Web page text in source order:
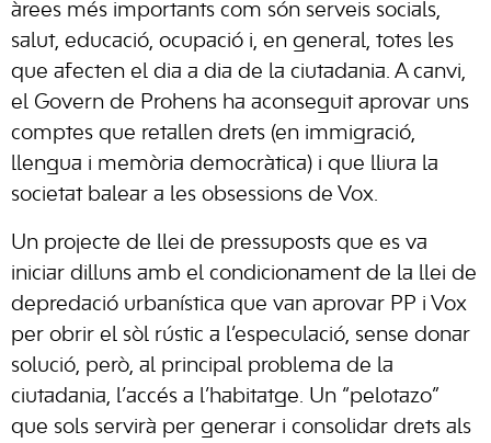
àrees més importants com són serveis socials,
salut, educació, ocupació i, en general, totes les
que afecten el dia a dia de la ciutadania. A canvi,
el Govern de Prohens ha aconseguit aprovar uns
comptes que retallen drets (en immigració,
llengua i memòria democràtica) i que lliura la
societat balear a les obsessions de Vox.
Un projecte de llei de pressuposts que es va
iniciar dilluns amb el condicionament de la llei de
depredació urbanística que van aprovar PP i Vox
per obrir el sòl rústic a l’especulació, sense donar
solució, però, al principal problema de la
ciutadania, l’accés a l’habitatge. Un “pelotazo”
que sols servirà per generar i consolidar drets als